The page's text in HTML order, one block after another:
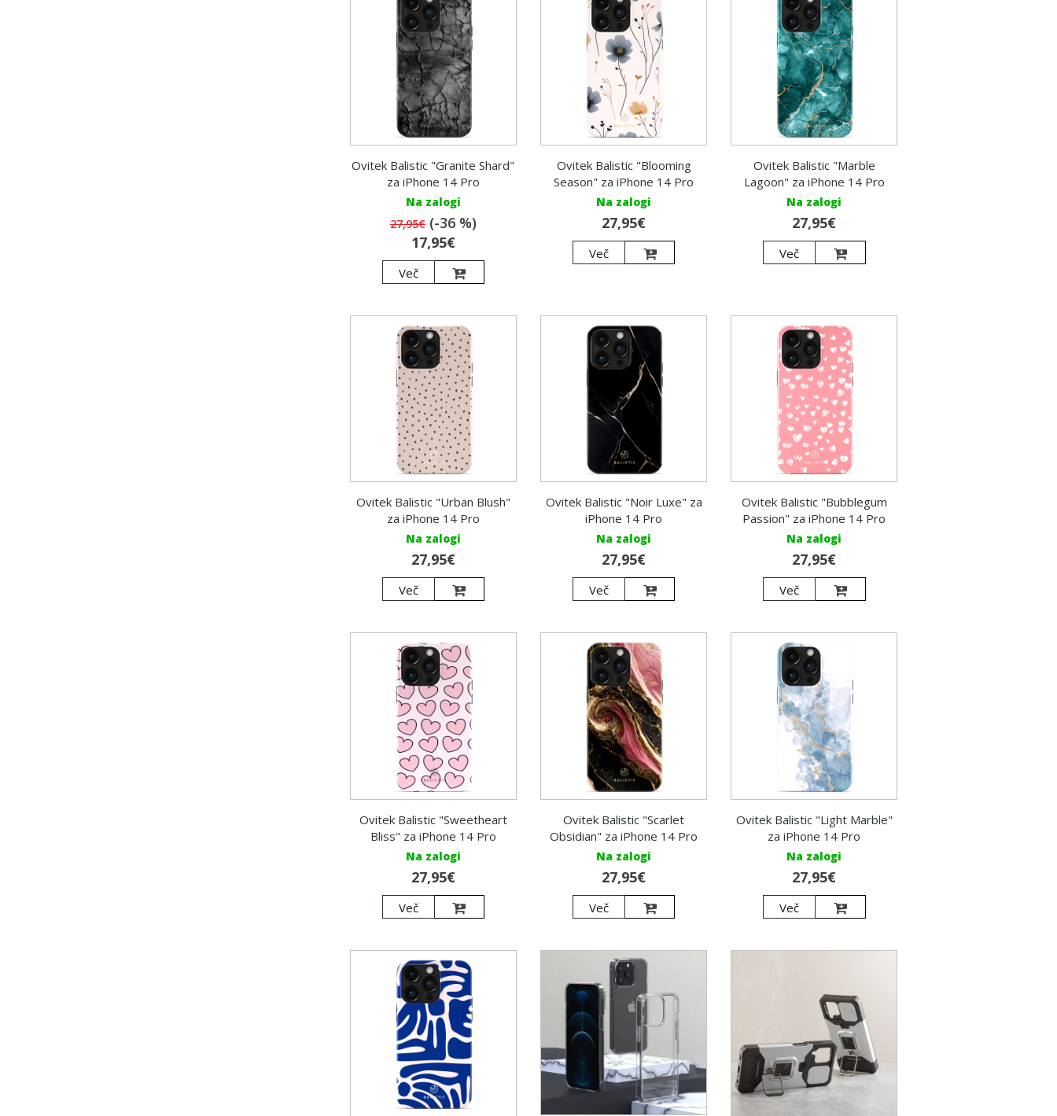
Ovitek Balistic "Granite Shard"
za iPhone 14 Pro
Na zalogi
27,95€(-36 %)
17,95€
Več
Ovitek Balistic "Blooming
Season" za iPhone 14 Pro
Na zalogi
27,95€
Več
Ovitek Balistic "Marble
Lagoon" za iPhone 14 Pro
Na zalogi
27,95€
Več
Ovitek Balistic "Urban Blush"
za iPhone 14 Pro
Na zalogi
27,95€
Več
Ovitek Balistic "Noir Luxe" za
iPhone 14 Pro
Na zalogi
27,95€
Več
Ovitek Balistic "Bubblegum
Passion" za iPhone 14 Pro
Na zalogi
27,95€
Več
Ovitek Balistic "Sweetheart
Bliss" za iPhone 14 Pro
Na zalogi
27,95€
Več
Ovitek Balistic "Scarlet
Obsidian" za iPhone 14 Pro
Na zalogi
27,95€
Več
Ovitek Balistic "Light Marble"
za iPhone 14 Pro
Na zalogi
27,95€
Več